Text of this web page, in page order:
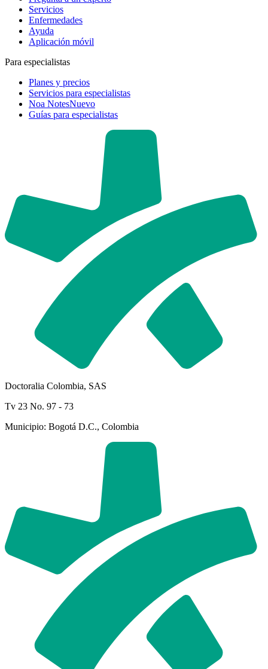
Servicios
Enfermedades
Ayuda
Aplicación móvil
Para especialistas
Planes y precios
Servicios para especialistas
Noa NotesNuevo
Guías para especialistas
Doctoralia Colombia, SAS
Tv 23 No. 97 - 73
Municipio: Bogotá D.C., Colombia